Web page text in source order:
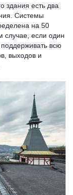
здания есть два
Системы
на 50
случае, если один
всю
выходов и